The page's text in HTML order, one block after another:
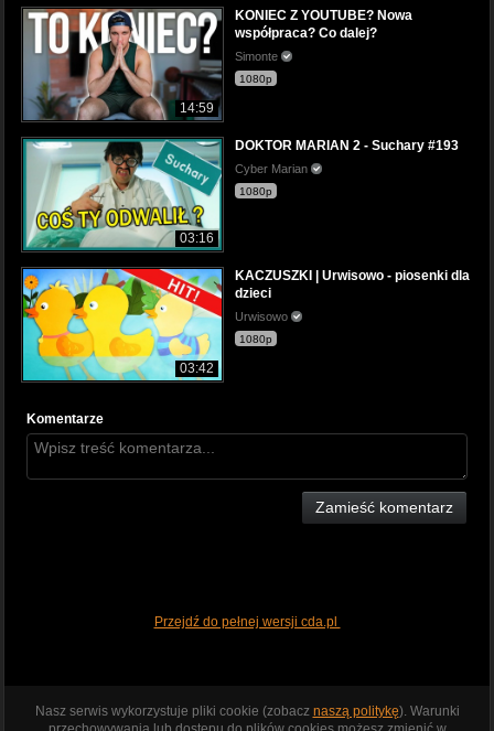
14:59
KONIEC Z YOUTUBE? Nowa
współpraca? Co dalej?
Simonte
1080p
03:16
DOKTOR MARIAN 2 - Suchary #193
Cyber Marian
1080p
03:42
KACZUSZKI | Urwisowo - piosenki dla
dzieci
Urwisowo
1080p
Komentarze
Zamieść komentarz
Przejdź do pełnej wersji cda.pl
Nasz serwis wykorzystuje pliki cookie (zobacz naszą politykę). Warunki